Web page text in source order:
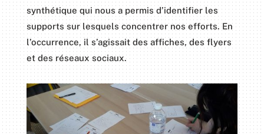
synthétique qui nous a permis d’identifier les
supports sur lesquels concentrer nos efforts. En
l’occurrence, il s’agissait des affiches, des flyers
et des réseaux sociaux.